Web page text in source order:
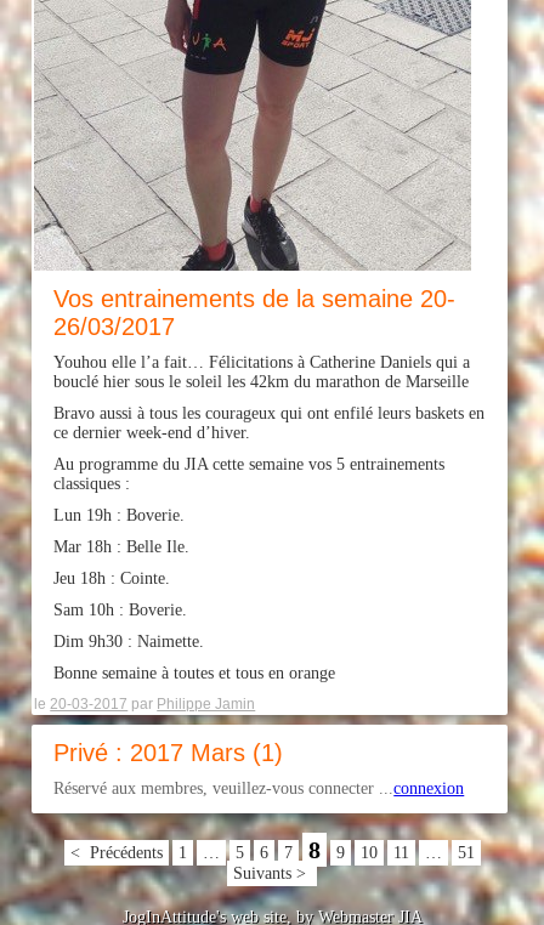
Vos entrainements de la semaine 20-
26/03/2017
Youhou elle l’a fait… Félicitations à Catherine Daniels qui a
bouclé hier sous le soleil les 42km du marathon de Marseille
Bravo aussi à tous les courageux qui ont enfilé leurs baskets en
ce dernier week-end d’hiver.
Au programme du JIA cette semaine vos 5 entrainements
classiques :
Lun 19h : Boverie.
Mar 18h : Belle Ile.
Jeu 18h : Cointe.
Sam 10h : Boverie.
Dim 9h30 : Naimette.
Bonne semaine à toutes et tous en orange
le20-03-2017 par Philippe Jamin
Privé : 2017 Mars (1)
Réservé aux membres, veuillez-vous connecter ...connexion
< Précédents 1 … 5 6 7 8 9 10 11 …
51
Suivants >
JogInAttitude's web site, by Webmaster JIA